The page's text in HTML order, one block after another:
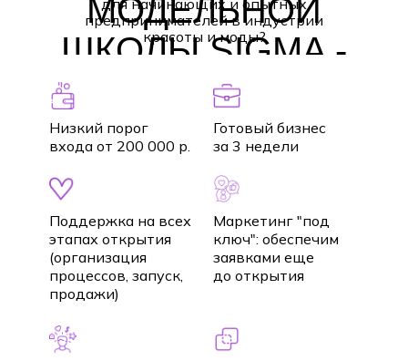
МОДЕЛЬНОЙ
ШКОЛЫ SIGMA -
ЛУЧШЕЕ
РЕШЕНИЕ
для начинающих и опытных
предпринимателей в индустрии
красоты и моды?
Готовый бизнес
за 3 недели
Низкий порог
входа от 200 000 р.
Поддержка на всех
этапах открытия
(организация
процессов, запуск,
продажи)
Маркетинг "под
ключ": обеспечим
заявками еще
до открытия